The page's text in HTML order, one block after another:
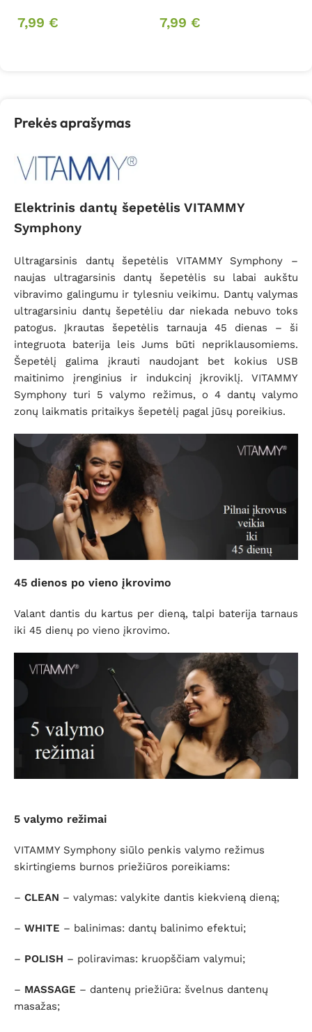
7,99 € 7,99 €
Prekės aprašymas
Elektrinis dantų šepetėlis VITAMMY
Symphony
Ultragarsinis dantų šepetėlis VITAMMY Symphony –
naujas ultragarsinis dantų šepetėlis su labai aukštu
vibravimo galingumu ir tylesniu veikimu. Dantų valymas
ultragarsiniu dantų šepetėliu dar niekada nebuvo toks
patogus. Įkrautas šepetėlis tarnauja 45 dienas – ši
integruota baterija leis Jums būti nepriklausomiems.
Šepetėlį galima įkrauti naudojant bet kokius USB
maitinimo įrenginius ir indukcinį įkroviklį. VITAMMY
Symphony turi 5 valymo režimus, o 4 dantų valymo
zonų laikmatis pritaikys šepetėlį pagal jūsų poreikius.
45 dienos po vieno įkrovimo
Valant dantis du kartus per dieną, talpi baterija tarnaus
iki 45 dienų po vieno įkrovimo.
5 valymo režimai
VITAMMY Symphony siūlo penkis valymo režimus
skirtingiems burnos priežiūros poreikiams:
– CLEAN – valymas: valykite dantis kiekvieną dieną;
– WHITE – balinimas: dantų balinimo efektui;
– POLISH – poliravimas: kruopščiam valymui;
– MASSAGE – dantenų priežiūra: švelnus dantenų
masažas;